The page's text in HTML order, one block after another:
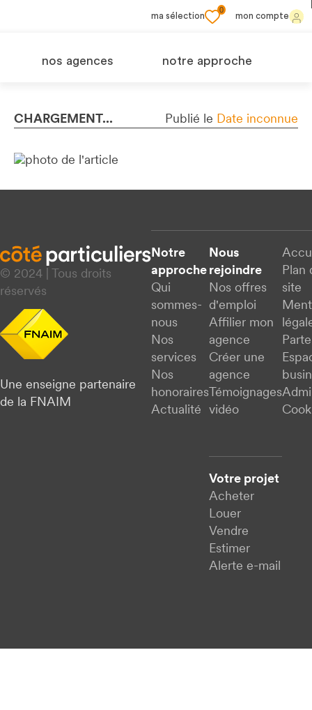
ma sélection
0
mon compte
nos agences notre approche
CHARGEMENT... Publié le Date inconnue
© 2024 | Tous droits
réservés
Une enseigne partenaire
de la FNAIM
Notre
approche
Qui
sommes-
nous
Nos
services
Nos
honoraires
Actualité
Nous
rejoindre
Nos offres
d'emploi
Affilier mon
agence
Créer une
agence
Témoignages
vidéo
Votre projet
Acheter
Louer
Vendre
Estimer
Alerte e-mail
Plan
site